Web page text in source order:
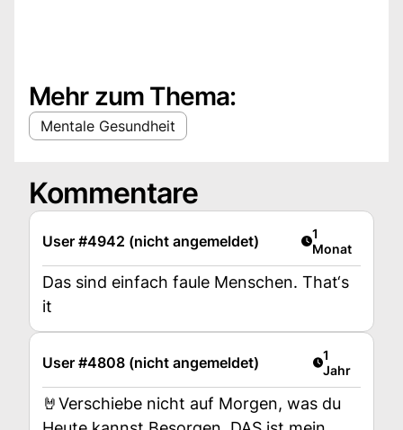
Mehr zum Thema:
Mentale Gesundheit
Kommentare
User #4942 (nicht angemeldet) Artikel
1
Monat
Das sind einfach faule Menschen. That‘s
it
User #4808 (nicht angemeldet) Artikel
1
Jahr
🤘Verschiebe nicht auf Morgen, was du